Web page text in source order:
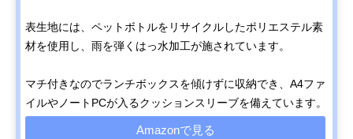
表生地には、ペットボトルをリサイクルしたポリエステル素
材を使用し、雨を弾くはっ水加工が施されています。
マチ付きなのでランチボックスを傾けずに収納でき、A4ファ
イルやノートPCが入るクッションスリーブを備えています。
Amazonで見る